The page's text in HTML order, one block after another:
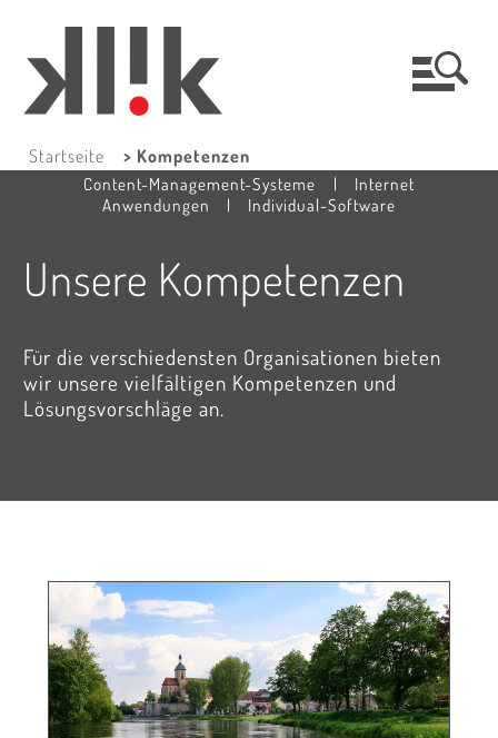
Startseite
> Kompetenzen
Content-Management-Systeme
|
Internet
Anwendungen
| Individual-Software
Unsere Kompetenzen
Für die verschiedensten Organisationen bieten
wir unsere vielfältigen Kompetenzen und
Lösungsvorschläge an.